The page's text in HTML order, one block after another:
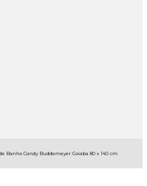
Banho Candy Buddemeyer Goiaba 80 x 140 cm